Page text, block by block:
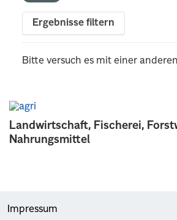
Landwirtschaft, Fischerei,
Nahrungsmittel
Ergebnisse filtern
Bitte versuch es mit einer
Impressum